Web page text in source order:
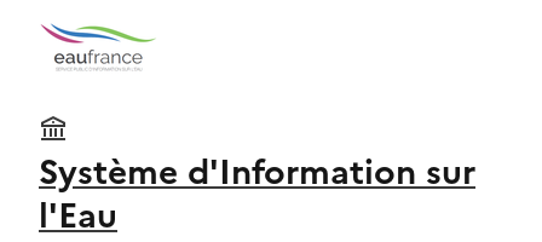
Système d'Information sur
l'Eau